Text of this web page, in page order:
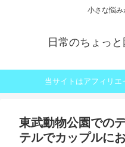
小さな悩
日常のちょっ
当サイトはアフィリエ
東武動物公園での
テルでカップルに